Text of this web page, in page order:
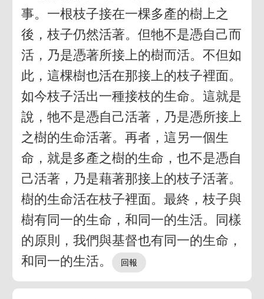
事。一根枝子接在一棵多產的樹上之
後，枝子仍然活著。但牠不是憑自己而
活，乃是憑著所接上的樹而活。不但如
此，這棵樹也活在那接上的枝子裡面。
如今枝子活出一種接枝的生命。這就是
說，牠不是憑自己活著，乃是憑所接上
之樹的生命活著。再者，這另一個生
命，就是多產之樹的生命，也不是憑自
己活著，乃是藉著那接上的枝子活著。
樹的生命活在枝子裡面。最終，枝子與
樹有同一的生命，和同一的生活。同樣
的原則，我們與基督也有同一的生命，
和同一的生活。